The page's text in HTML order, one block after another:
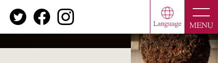
MENU